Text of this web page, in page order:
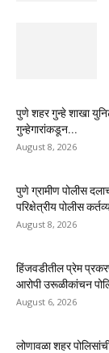
पुणे शहर गुन्हे शाखा
गुन्हेगारांकडून...
August 8, 2026
पुणे ग्रामीण पोलीस
परिक्षेत्रीय पोलीस
August 8, 2026
हिंजवडीतील प्रेम
आरोपी उरूळीकांचन
August 6, 2026
लोणावळा शहर